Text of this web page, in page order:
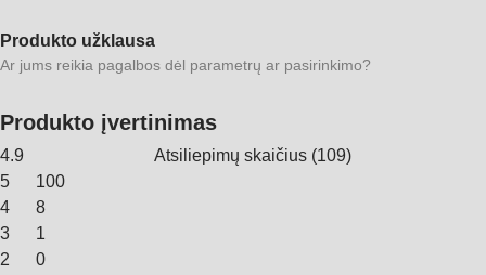
Produkto užklausa
Ar jums reikia pagalbos dėl parametrų ar pasirinkimo?
Produkto įvertinimas
4.9 Atsiliepimų skaičius (109)
5
100
4
8
3
1
2
0